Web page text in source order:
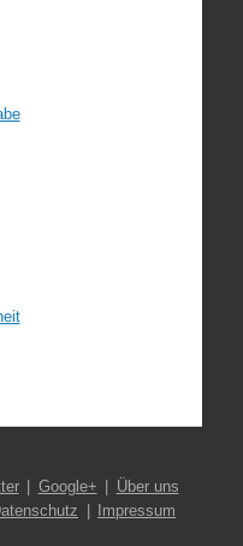
Google+
Über uns
Impressum